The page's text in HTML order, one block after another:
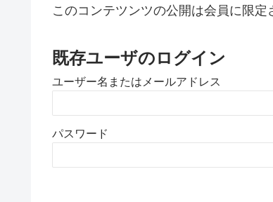
このコンテツンツの公開は会員に限定
既存ユーザのログイン
ユーザー名またはメールアドレス
パスワード